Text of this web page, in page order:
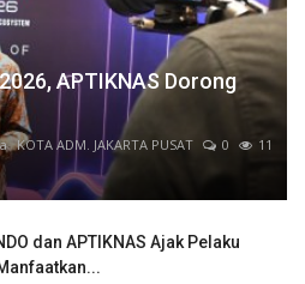
APTIKNAS Dorong
KOTA ADM. JAKARTA PUSAT 0
11
dan APTIKNAS Ajak Pelaku